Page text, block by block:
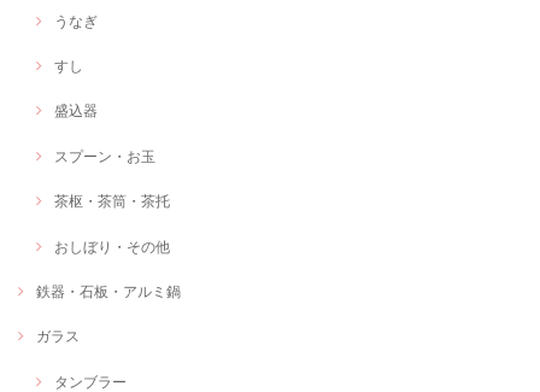
うなぎ
すし
盛込器
スプーン・お玉
茶枢・茶筒・茶托
おしぼり・その他
鉄器・石板・アルミ鍋
ガラス
タンブラー